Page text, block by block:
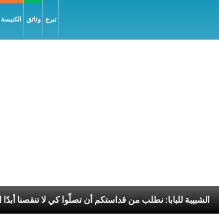
وثائق تبرع
الشبيبة للبابا: نطلب من قداستكم أن تصلّوا كي لا